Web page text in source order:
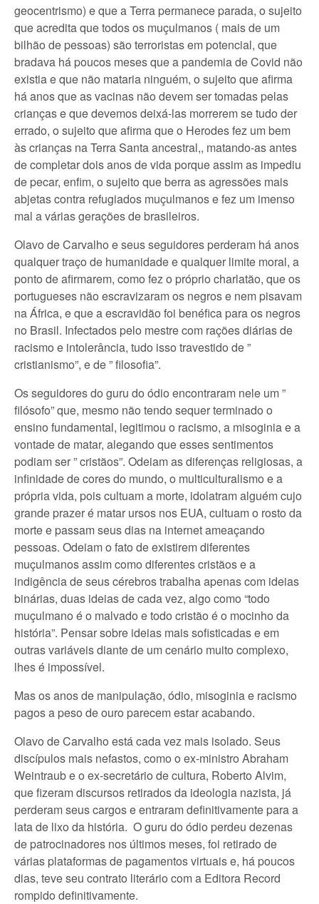
geocentrismo) e que a Terra permanece parada, o sujeito
que acredita que todos os muçulmanos ( mais de um
bilhão de pessoas) são terroristas em potencial, que
bradava há poucos meses que a pandemia de Covid não
existia e que não mataria ninguém, o sujeito que afirma
há anos que as vacinas não devem ser tomadas pelas
crianças e que devemos deixá-las morrerem se tudo der
errado, o sujeito que afirma que o Herodes fez um bem
às crianças na Terra Santa ancestral,, matando-as antes
de completar dois anos de vida porque assim as impediu
de pecar, enfim, o sujeito que berra as agressões mais
abjetas contra refugiados muçulmanos e fez um imenso
mal a várias gerações de brasileiros.
Olavo de Carvalho e seus seguidores perderam há anos
qualquer traço de humanidade e qualquer limite moral, a
ponto de afirmarem, como fez o próprio charlatão, que os
portugueses não escravizaram os negros e nem pisavam
na África, e que a escravidão foi benéfica para os negros
no Brasil. Infectados pelo mestre com rações diárias de
racismo e intolerância, tudo isso travestido de ”
cristianismo”, e de ” filosofia”.
Os seguidores do guru do ódio encontraram nele um ”
filósofo” que, mesmo não tendo sequer terminado o
ensino fundamental, legitimou o racismo, a misoginia e a
vontade de matar, alegando que esses sentimentos
podiam ser ” cristãos”. Odeiam as diferenças religiosas, a
infinidade de cores do mundo, o multiculturalismo e a
própria vida, pois cultuam a morte, idolatram alguém cujo
grande prazer é matar ursos nos EUA, cultuam o rosto da
morte e passam seus dias na internet ameaçando
pessoas. Odeiam o fato de existirem diferentes
muçulmanos assim como diferentes cristãos e a
indigência de seus cérebros trabalha apenas com ideias
binárias, duas ideias de cada vez, algo como “todo
muçulmano é o malvado e todo cristão é o mocinho da
história”. Pensar sobre ideias mais sofisticadas e em
outras variáveis diante de um cenário muito complexo,
lhes é impossível.
Mas os anos de manipulação, ódio, misoginia e racismo
pagos a peso de ouro parecem estar acabando.
Olavo de Carvalho está cada vez mais isolado. Seus
discípulos mais nefastos, como o ex-ministro Abraham
Weintraub e o ex-secretário de cultura, Roberto Alvim,
que fizeram discursos retirados da ideologia nazista, já
perderam seus cargos e entraram definitivamente para a
lata de lixo da história. O guru do ódio perdeu dezenas
de patrocinadores nos últimos meses, foi retirado de
várias plataformas de pagamentos virtuais e, há poucos
dias, teve seu contrato literário com a Editora Record
rompido definitivamente.